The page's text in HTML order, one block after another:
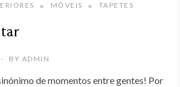
MÓVEIS TAPETES
BY ADMIN
de momentos entre gentes! Por